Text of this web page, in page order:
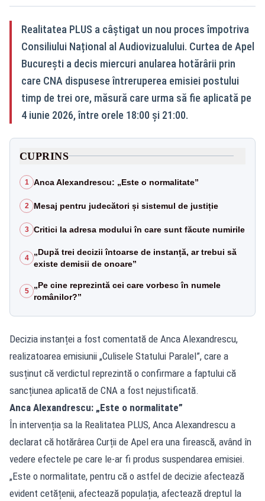
Realitatea PLUS a câștigat un nou proces împotriva
Consiliului Național al Audiovizualului. Curtea de Apel
București a decis miercuri anularea hotărârii prin
care CNA dispusese întreruperea emisiei postului
timp de trei ore, măsură care urma să fie aplicată pe
4 iunie 2026, între orele 18:00 și 21:00.
CUPRINS
1 Anca Alexandrescu: „Este o normalitate”
2 Mesaj pentru judecători și sistemul de justiție
3 Critici la adresa modului în care sunt făcute numirile
4
„După trei decizii întoarse de instanță, ar trebui să
existe demisii de onoare”
5
„Pe cine reprezintă cei care vorbesc în numele
românilor?”
Decizia instanței a fost comentată de Anca Alexandrescu,
realizatoarea emisiunii „Culisele Statului Paralel”, care a
susținut că verdictul reprezintă o confirmare a faptului că
sancțiunea aplicată de CNA a fost nejustificată.
Anca Alexandrescu: „Este o normalitate”
În intervenția sa la Realitatea PLUS, Anca Alexandrescu a
declarat că hotărârea Curții de Apel era una firească, având în
vedere efectele pe care le-ar fi produs suspendarea emisiei.
„Este o normalitate, pentru că o astfel de decizie afectează
evident cetățenii, afectează populația, afectează dreptul la